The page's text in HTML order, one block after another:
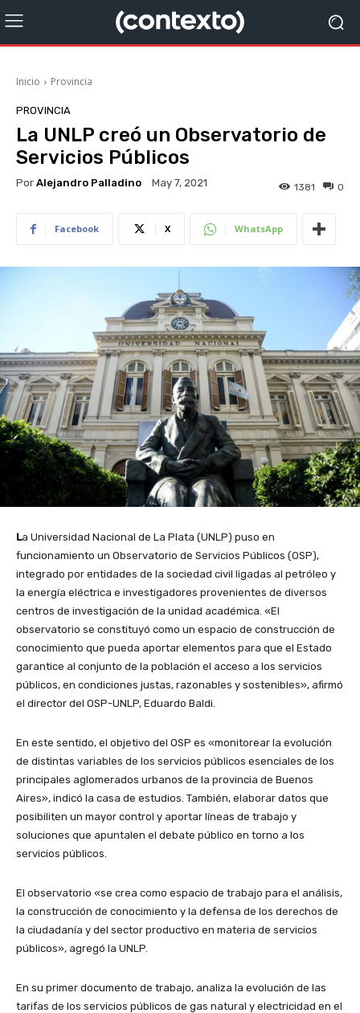
Inicio Provincia
PROVINCIA
La UNLP creó un Observatorio de
Servicios Públicos
Por Alejandro Palladino May 7, 2021 0
1381
Facebook X WhatsApp
La Universidad Nacional de La Plata (UNLP) puso en
funcionamiento un Observatorio de Servicios Públicos (OSP),
integrado por entidades de la sociedad civil ligadas al petróleo y
la energía eléctrica e investigadores provenientes de diversos
centros de investigación de la unidad académica. «El
observatorio se constituyó como un espacio de construcción de
conocimiento que pueda aportar elementos para que el Estado
garantice al conjunto de la población el acceso a los servicios
públicos, en condiciones justas, razonables y sostenibles», afirmó
el director del OSP-UNLP, Eduardo Baldi.
En este sentido, el objetivo del OSP es «monitorear la evolución
de distintas variables de los servicios públicos esenciales de los
principales aglomerados urbanos de la provincia de Buenos
Aires», indicó la casa de estudios. También, elaborar datos que
posibiliten un mayor control y aportar líneas de trabajo y
soluciones que apuntalen el debate público en torno a los
servicios públicos.
El observatorio «se crea como espacio de trabajo para el análisis,
la construcción de conocimiento y la defensa de los derechos de
la ciudadanía y del sector productivo en materia de servicios
públicos», agregó la UNLP.
En su primer documento de trabajo, analiza la evolución de las
tarifas de los servicios públicos de gas natural y electricidad en el